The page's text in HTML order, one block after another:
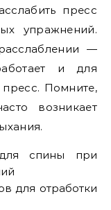
пресс
упражнений.
—
и для
Помните,
возникает
для спины при
для отработки